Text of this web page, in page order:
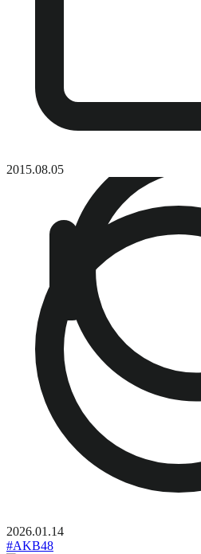
2015.08.05
2026.01.14
#AKB48